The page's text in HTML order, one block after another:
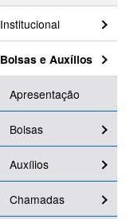
Institucional
Bolsas e Auxílios
Apresentação
Bolsas
Auxílios
Chamadas